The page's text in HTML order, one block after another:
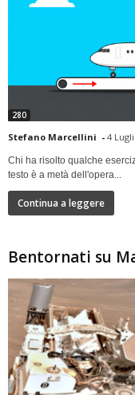
280
Stefano Marcellini - 4
Chi ha risolto qualche
testo è a metà dell'opera...
Continua a leggere
Bentornati su